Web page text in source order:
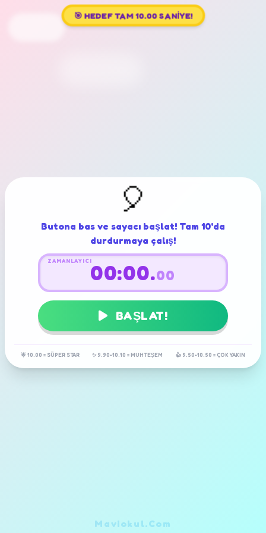
🎯 HEDEF TAM 10.00 SANİYE!
🎈
Butona bas ve sayacı başlat! Tam 10'da
durdurmaya çalış!
ZAMANLAYICI00:00.00
BAŞLAT!
🌟 10.00 = SÜPER STAR ✨ 9.90-10.10 = MUHTEŞEM 👍 9.50-10.50 = ÇOK YAKIN
Maviokul.Com